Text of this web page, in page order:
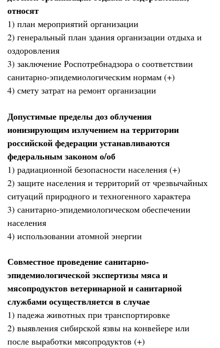
относят
1) план мероприятий организации
2) генеральный план здания организации отдыха и
оздоровления
3) заключение Роспотребнадзора о соответствии
санитарно-эпидемиологическим нормам (+)
4) смету затрат на ремонт организации
Допустимые пределы доз облучения
ионизирующим излучением на территории
российской федерации устанавливаются
федеральным законом о/об
1) радиационной безопасности населения (+)
2) защите населения и территорий от чрезвычайных
ситуаций природного и техногенного характера
3) санитарно-эпидемиологическом обеспечении
населения
4) использовании атомной энергии
Совместное проведение санитарно-
эпидемиологической экспертизы мяса и
мясопродуктов ветеринарной и санитарной
службами осуществляется в случае
1) падежа животных при транспортировке
2) выявления сибирской язвы на конвейере или
после выработки мясопродуктов (+)